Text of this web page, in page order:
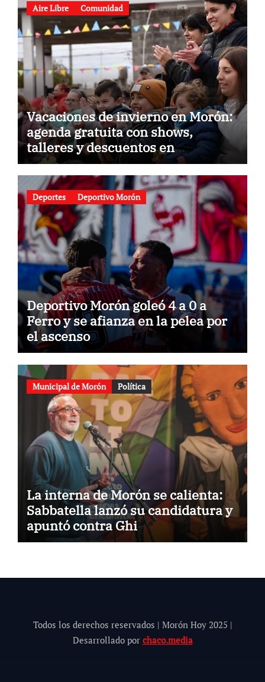
Aire Libre Comunidad
Vacaciones de invierno en Morón:
agenda gratuita con shows,
talleres y descuentos en
gastronomía
Deportes Deportivo Morón
Deportivo Morón goleó 4 a 0 a
Ferro y se afianza en la pelea por
el ascenso
Municipal de Morón Política
La interna de Morón se calienta:
Sabbatella lanzó su candidatura y
apuntó contra Ghi
Todos los derechos reservados | Morón Hoy 2025 |
Desarrollado por chaco.media